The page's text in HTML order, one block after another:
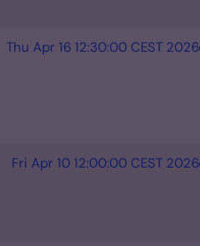
Thu Apr 16 12:30:00 CEST 2026
Fri Apr 10 12:00:00 CEST 2026